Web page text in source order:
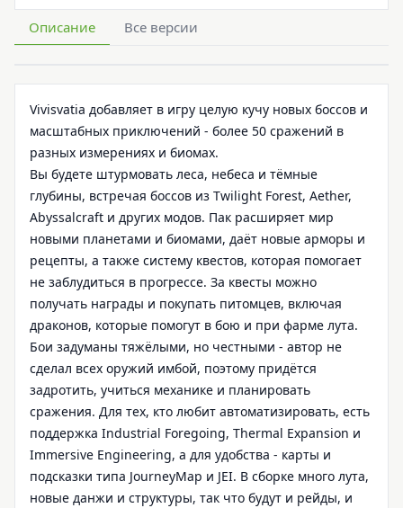
Описание Все версии
Vivisvatia добавляет в игру целую кучу новых боссов и
масштабных приключений - более 50 сражений в
разных измерениях и биомах.
Вы будете штурмовать леса, небеса и тёмные
глубины, встречая боссов из Twilight Forest, Aether,
Abyssalcraft и других модов. Пак расширяет мир
новыми планетами и биомами, даёт новые арморы и
рецепты, а также систему квестов, которая помогает
не заблудиться в прогрессе. За квесты можно
получать награды и покупать питомцев, включая
драконов, которые помогут в бою и при фарме лута.
Бои задуманы тяжёлыми, но честными - автор не
сделал всех оружий имбой, поэтому придётся
задротить, учиться механике и планировать
сражения. Для тех, кто любит автоматизировать, есть
поддержка Industrial Foregoing, Thermal Expansion и
Immersive Engineering, а для удобства - карты и
подсказки типа JourneyMap и JEI. В сборке много лута,
новые данжи и структуры, так что будут и рейды, и